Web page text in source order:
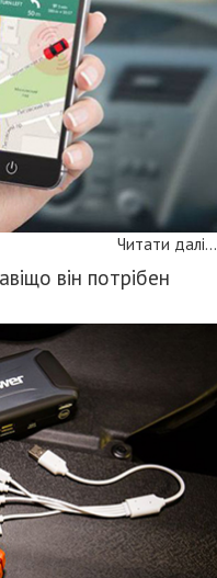
Читати далі...
він потрібен